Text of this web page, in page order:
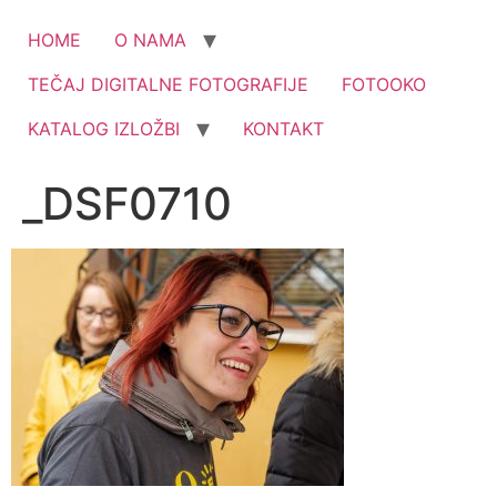
HOME
O NAMA
TEČAJ DIGITALNE FOTOGRAFIJE
FOTOOKO
KATALOG IZLOŽBI
KONTAKT
_DSF0710